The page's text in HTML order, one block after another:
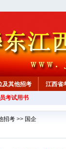
及其他招考 江西省
考试用书
招考 >> 国企